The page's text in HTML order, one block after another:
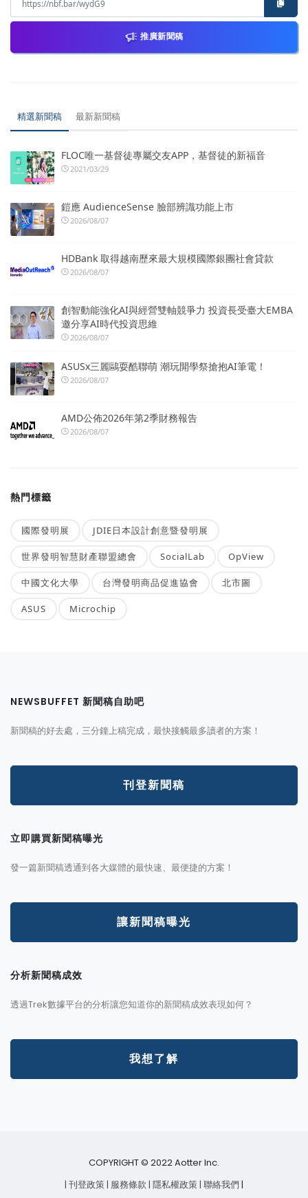
推廣新聞稿
精選新聞稿 最新新聞稿
FLOC唯一基督徒專屬交友APP，基督徒的新福音
2021/03/29
鎧應 AudienceSense 臉部辨識功能上市
2026/08/07
HDBank 取得越南歷來最大規模國際銀團社會貸款
2026/08/07
創智動能強化AI與經營雙軸競爭力 投資長受臺大EMBA
邀分享AI時代投資思維
2026/08/07
ASUSx三麗鷗耍酷聯萌 潮玩開學祭搶抱AI筆電！
2026/08/07
AMD公佈2026年第2季財務報告
2026/08/07
熱門標籤
國際發明展 JDIE日本設計創意暨發明展
世界發明智慧財產聯盟總會 SocialLab OpView
中國文化大學 台灣發明商品促進協會 北市圖
ASUS Microchip
NEWSBUFFET 新聞稿自助吧
新聞稿的好去處，三分鐘上稿完成，最快接觸最多讀者的方案！
刊登新聞稿
立即購買新聞稿曝光
發一篇新聞稿透通到各大媒體的最快速、最便捷的方案！
讓新聞稿曝光
分析新聞稿成效
透過Trek數據平台的分析讓您知道你的新聞稿成效表現如何？
我想了解
COPYRIGHT © 2022 Aotter Inc.
| 刊登政策| 服務條款| 隱私權政策| 聯絡我們 |